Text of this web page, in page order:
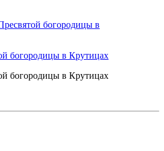
богородицы в Крутицах
богородицы в Крутицах